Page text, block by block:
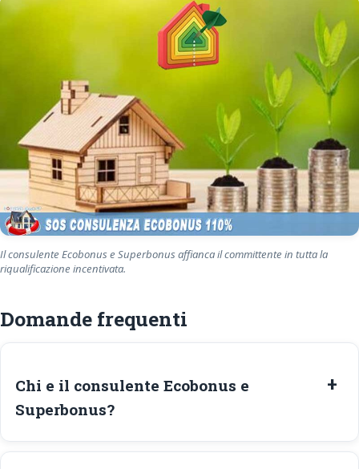
Il consulente Ecobonus e Superbonus affianca il committente in tutta la
riqualificazione incentivata.
Domande frequenti
Chi e il consulente Ecobonus e
Superbonus?